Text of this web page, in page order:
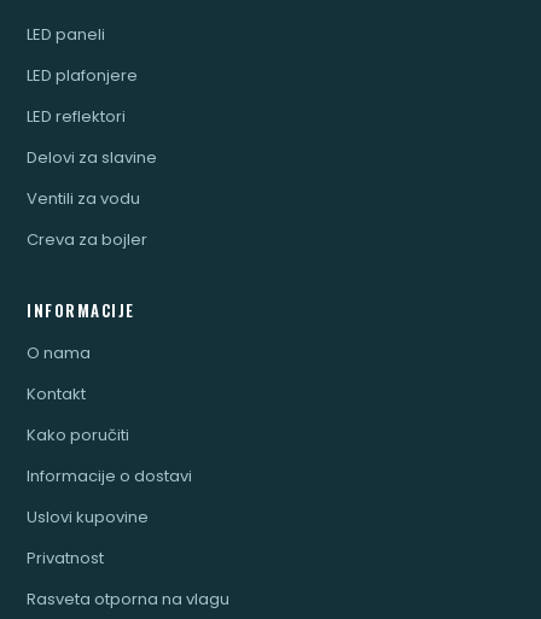
LED paneli
LED plafonjere
LED reflektori
Delovi za slavine
Ventili za vodu
Creva za bojler
INFORMACIJE
O nama
Kontakt
Kako poručiti
Informacije o dostavi
Uslovi kupovine
Privatnost
Rasveta otporna na vlagu